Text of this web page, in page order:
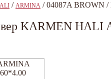
/ ARMINA / 04087A BROWN
KARMEN HALI